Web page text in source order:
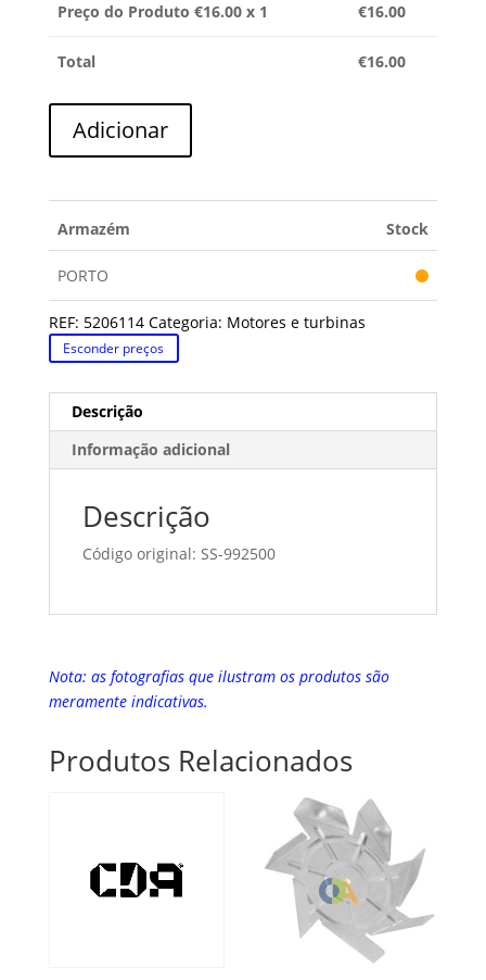
Preço do Produto €16.00 x 1 €16.00
Total €16.00
MOTOR
Adicionar
Armazém Stock
PORTO
REF: 5206114 Categoria: Motores e turbinas
Esconder preços
Descrição
Informação adicional
Descrição
Código original: SS-992500
Nota: as fotografias que ilustram os produtos são
meramente indicativas.
Produtos Relacionados